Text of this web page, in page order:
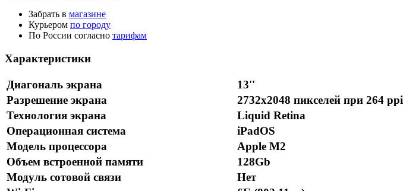
Забрать в магазине
Курьером по городу
По России согласно тарифам
Характеристики
Диагональ экрана
13''
Разрешение экрана
2732х2048 пикселей при 264 ppi
Технология экрана
Liquid Retina
Операционная система
iPadOS
Модель процессора
Apple M2
Объем встроенной памяти
128Gb
Модуль сотовой связи
Нет